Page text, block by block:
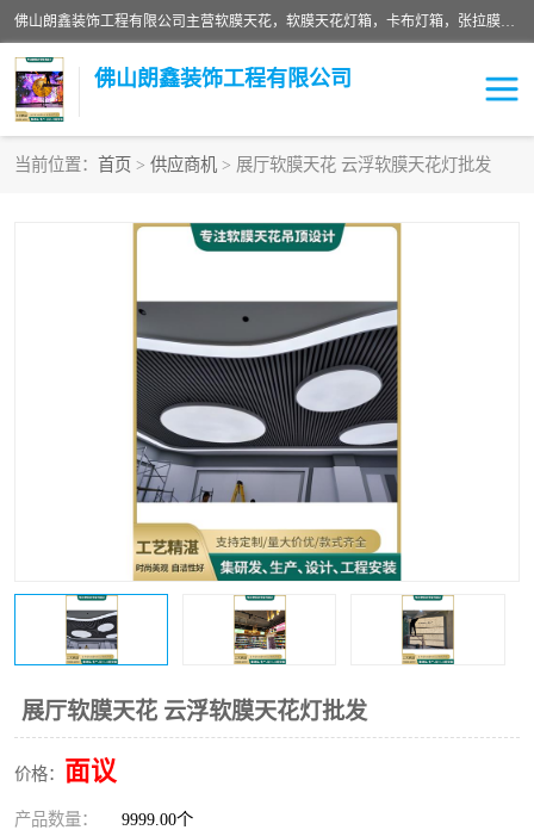
佛山朗鑫装饰工程有限公司主营软膜天花，软膜天花灯箱，卡布灯箱，张拉膜等产品，价格实惠，支持定制；公司专业装饰铺面，家居，会展特装，软膜等工程，技能精良人员，安装快、价格合理，质量保证、热诚与各方有识人士合作，欢迎新老客户来电咨询。
佛山朗鑫装饰工程有限公司
当前位置： 首页 > 供应商机 > 展厅软膜天花 云浮软膜天花灯批发
展厅软膜天花 云浮软膜天花灯批发
价格： 面议
产品数量： 9999.00个